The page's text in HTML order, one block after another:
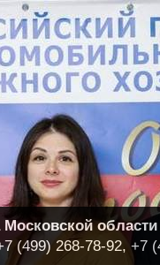
области
(499) 268-78-92, +7